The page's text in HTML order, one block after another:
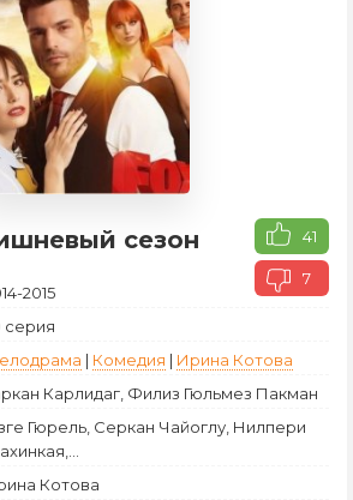
сезон 41
7
2015
серия
| Комедия | Ирина Котова
Карлидаг, Филиз Гюльмез Пакман
Гюрель, Серкан Чайоглу, Нилпери
Котова